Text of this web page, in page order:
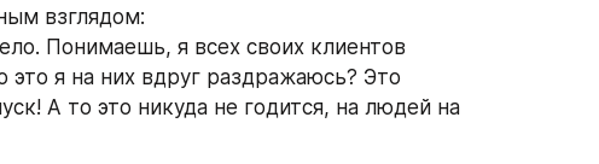
взглядом:
Понимаешь, я всех своих клиентов
я на них вдруг раздражаюсь? Это
А то это никуда не годится, на людей на